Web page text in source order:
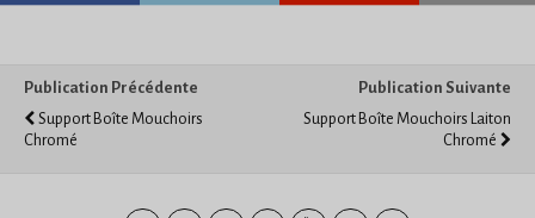
Publication Précédente
Support Boîte Mouchoirs
Chromé
Publication Suivante
Support Boîte Mouchoirs Laiton
Chromé